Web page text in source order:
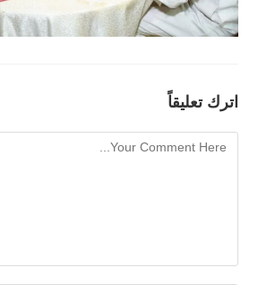
اترك تعليقاً